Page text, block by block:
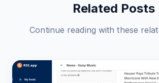
Related Posts
Continue reading with these